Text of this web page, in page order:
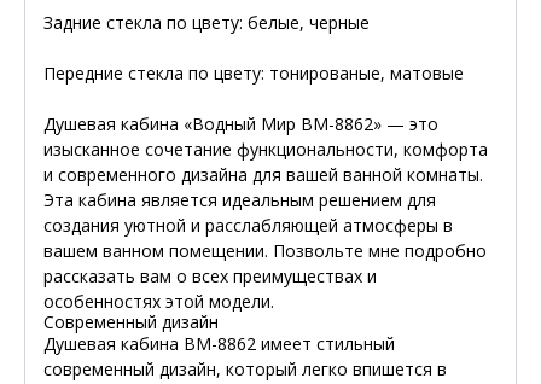
Задние стекла по цвету: белые, черные
Передние стекла по цвету: тонированые, матовые
Душевая кабина «Водный Мир ВМ-8862» — это
изысканное сочетание функциональности, комфорта
и современного дизайна для вашей ванной комнаты.
Эта кабина является идеальным решением для
создания уютной и расслабляющей атмосферы в
вашем ванном помещении. Позвольте мне подробно
рассказать вам о всех преимуществах и
особенностях этой модели.
Современный дизайн
Душевая кабина ВМ-8862 имеет стильный
современный дизайн, который легко впишется в